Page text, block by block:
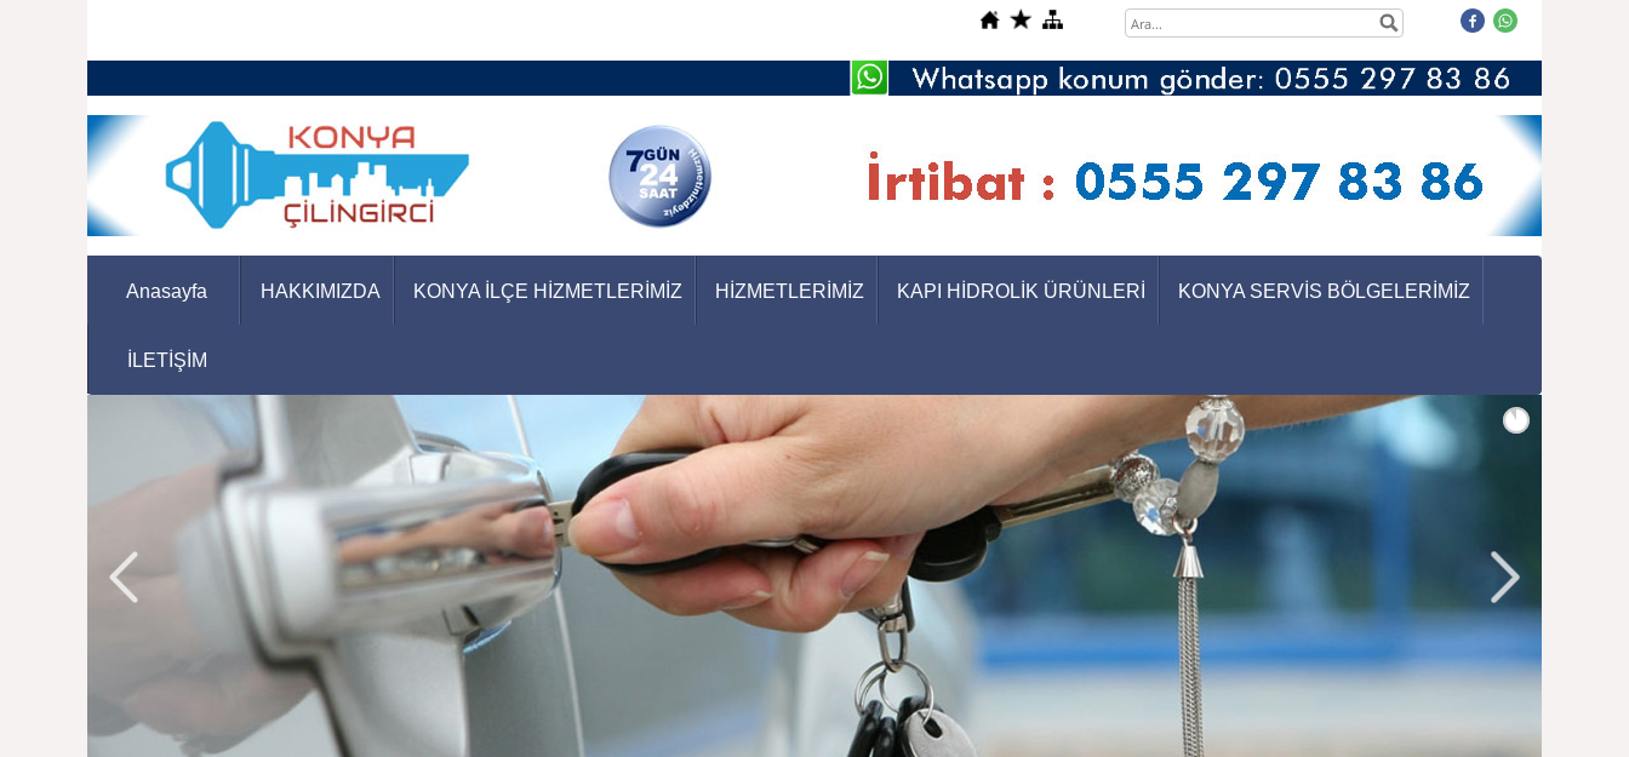
Anasayfa HAKKIMIZDA KONYA İLÇE HİZMETLERİMİZ HİZMETLERİMİZ KAPI HİDROLİK ÜRÜNLERİ KONYA SERVİS BÖLGELERİMİZ
İLETİŞİM